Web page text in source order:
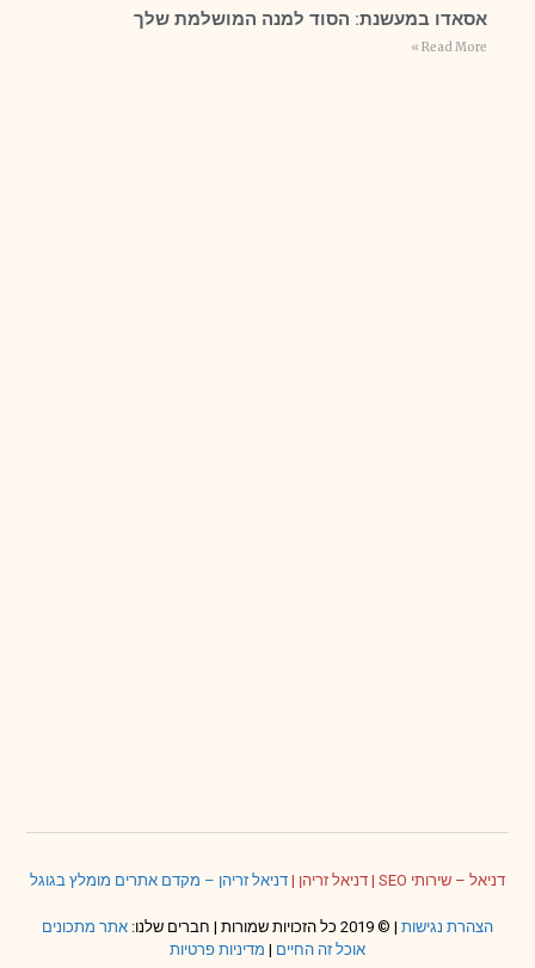
אסאדו במעשנת: הסוד למנה המושלמת שלך
Read More »
דניאל – שירותי SEO | דניאל זריהן | דניאל זריהן – מקדם אתרים מומלץ בגוגל
הצהרת נגישות | © 2019 כל הזכויות שמורות | חברים שלנו:
אתר מתכונים
אוכל זה החיים | מדיניות פרטיות